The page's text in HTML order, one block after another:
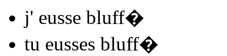
j' eusse bluff�
tu eusses bluff�